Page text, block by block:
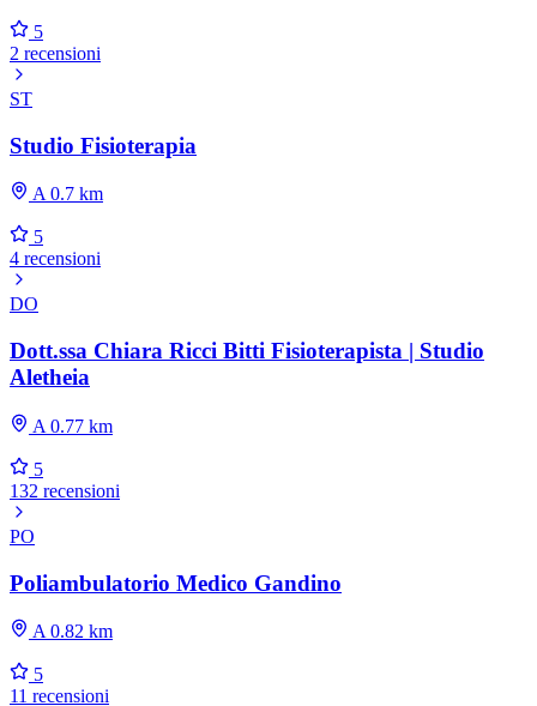
5
2 recensioni
ST
Studio Fisioterapia
A 0.7 km
5
4 recensioni
DO
Dott.ssa Chiara Ricci Bitti Fisioterapista | Studio
Aletheia
A 0.77 km
5
132 recensioni
PO
Poliambulatorio Medico Gandino
A 0.82 km
5
11 recensioni